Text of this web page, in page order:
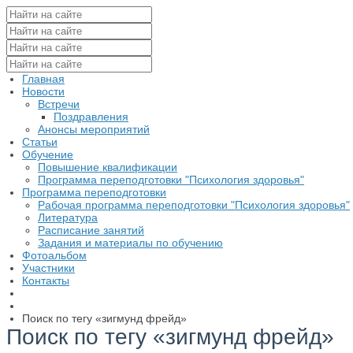
Главная
Новости
Встречи
Поздравления
Анонсы мероприятий
Статьи
Обучение
Повышение квалификации
Программа переподготовки "Психология здоровья"
Программа переподготовки
Рабочая программа переподготовки "Психология здоровья"
Литература
Расписание занятий
Задания и материалы по обучению
Фотоальбом
Участники
Контакты
Поиск по тегу «зигмунд фрейд»
Поиск по тегу «зигмунд фрейд»